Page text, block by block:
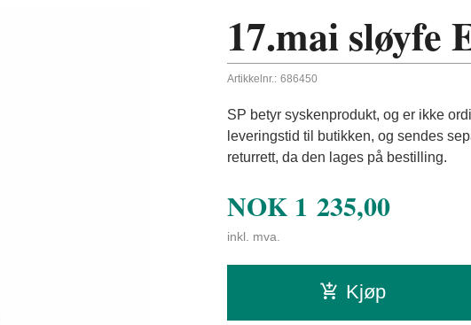
17.mai sløyfe
Artikkelnr.: 686450
SP betyr syskenprodukt, og er ikke
leveringstid til butikken, og sendes
returrett, da den lages på bestilling.
NOK 1 235,00
inkl. mva.
Kjøp